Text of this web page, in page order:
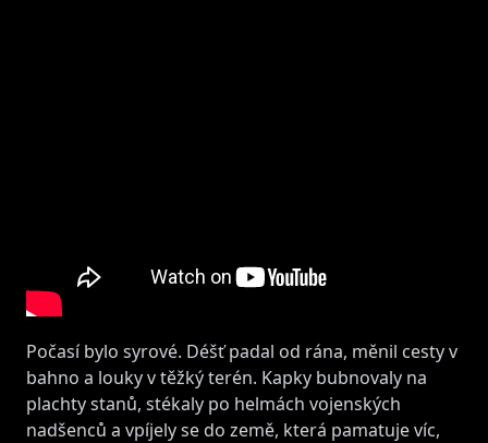
Počasí bylo syrové. Déšť padal od rána, měnil cesty v
bahno a louky v těžký terén. Kapky bubnovaly na
plachty stanů, stékaly po helmách vojenských
nadšenců a vpíjely se do země, která pamatuje víc,